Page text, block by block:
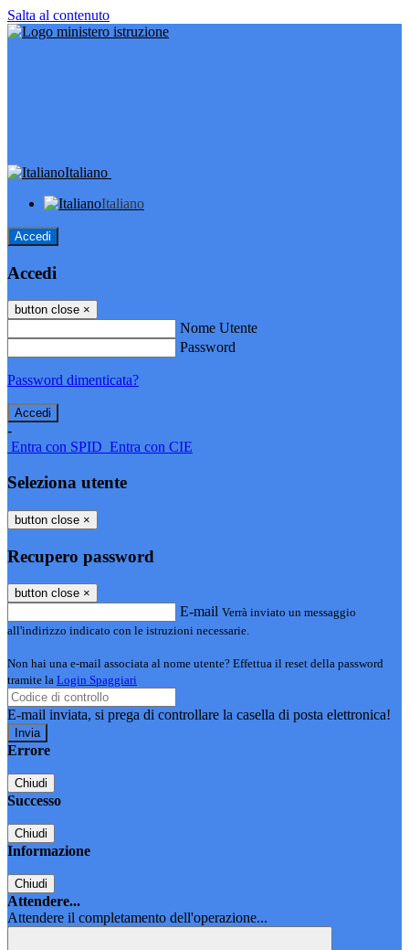
Salta al contenuto
Italiano
Italiano
Accedi
Accedi
button close ×
Nome Utente
Password
Password dimenticata?
-
Entra con SPID Entra con CIE
Seleziona utente
button close ×
Recupero password
button close ×
E-mail Verrà inviato un messaggio
all'indirizzo indicato con le istruzioni necessarie.
Non hai una e-mail associata al nome utente? Effettua il reset della password
tramite la Login Spaggiari
E-mail inviata, si prega di controllare la casella di posta elettronica!
Errore
Chiudi
Successo
Chiudi
Informazione
Chiudi
Attendere...
Attendere il completamento dell'operazione...